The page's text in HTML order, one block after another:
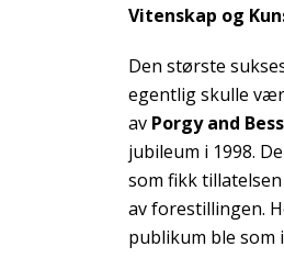
Vitenskap og
Den største
egentlig skulle
av Porgy and Bess
jubileum i 1998.
som fikk
av forestillingen.
publikum ble som